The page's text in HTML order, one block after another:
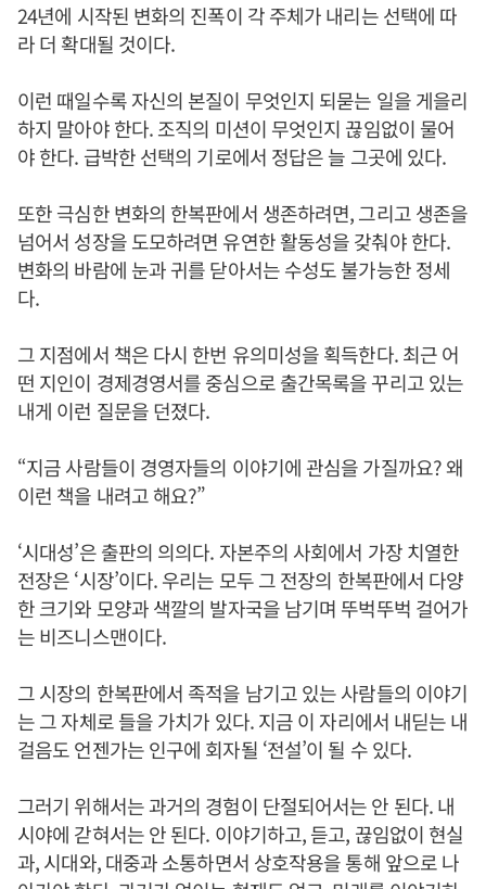
24년에 시작된 변화의 진폭이 각 주체가 내리는 선택에 따
라 더 확대될 것이다.
이런 때일수록 자신의 본질이 무엇인지 되묻는 일을 게을리
하지 말아야 한다. 조직의 미션이 무엇인지 끊임없이 물어
야 한다. 급박한 선택의 기로에서 정답은 늘 그곳에 있다.
또한 극심한 변화의 한복판에서 생존하려면, 그리고 생존을
넘어서 성장을 도모하려면 유연한 활동성을 갖춰야 한다.
변화의 바람에 눈과 귀를 닫아서는 수성도 불가능한 정세
다.
그 지점에서 책은 다시 한번 유의미성을 획득한다. 최근 어
떤 지인이 경제경영서를 중심으로 출간목록을 꾸리고 있는
내게 이런 질문을 던졌다.
“지금 사람들이 경영자들의 이야기에 관심을 가질까요? 왜
이런 책을 내려고 해요?”
‘시대성’은 출판의 의의다. 자본주의 사회에서 가장 치열한
전장은 ‘시장’이다. 우리는 모두 그 전장의 한복판에서 다양
한 크기와 모양과 색깔의 발자국을 남기며 뚜벅뚜벅 걸어가
는 비즈니스맨이다.
그 시장의 한복판에서 족적을 남기고 있는 사람들의 이야기
는 그 자체로 들을 가치가 있다. 지금 이 자리에서 내딛는 내
걸음도 언젠가는 인구에 회자될 ‘전설’이 될 수 있다.
그러기 위해서는 과거의 경험이 단절되어서는 안 된다. 내
시야에 갇혀서는 안 된다. 이야기하고, 듣고, 끊임없이 현실
과, 시대와, 대중과 소통하면서 상호작용을 통해 앞으로 나